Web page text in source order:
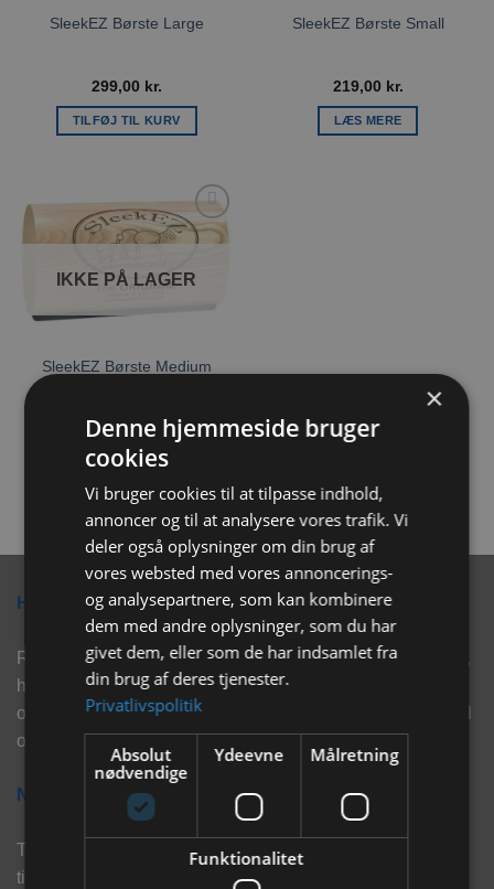
SleekEZ Børste Large
299,00 kr.
TILFØJ TIL KURV
SleekEZ Børste Small
219,00 kr.
LÆS MERE
Tilføj til
IKKE PÅ LAGER
SleekEZ Børste Medium
259,00kr.
LÆS MERE
Hvorfor vælge Rabbitpet?
Rabbitpet sælger ikke kun kvalitetsprodukter såsom, foder,
hø, aktivering, strøelse mm. til vores kunder. Vi hjælper
også med rådgivning, så tøv ikke med at skrive eller ring til
os for hjælp..
Nyhedsbrev
Tilmeld dig vores nyhedsbrev og eksklusive tilbud og få
tilbud på mail før andre gør. Vi vil holde dig opdateret med
×
Denne hjemmeside bruger
cookies
Vi bruger cookies til at tilpasse indhold,
annoncer og til at analysere vores trafik. Vi
deler også oplysninger om din brug af
vores websted med vores annoncerings-
og analysepartnere, som kan kombinere
dem med andre oplysninger, som du har
givet dem, eller som de har indsamlet fra
din brug af deres tjenester.
Privatlivspolitik
Absolut
nødvendige
Ydeevne Målretning
Funktionalitet